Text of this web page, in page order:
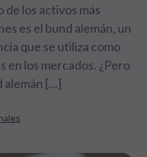
los activos más
es el bund alemán, un
que se utiliza como
en los mercados. ¿Pero
alemán […]